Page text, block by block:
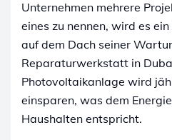
Unternehmen mehrere
eines zu nennen, wird es
auf dem Dach seiner
Reparaturwerkstatt in
Photovoltaikanlage wird
einsparen, was dem
Haushalten entspricht.